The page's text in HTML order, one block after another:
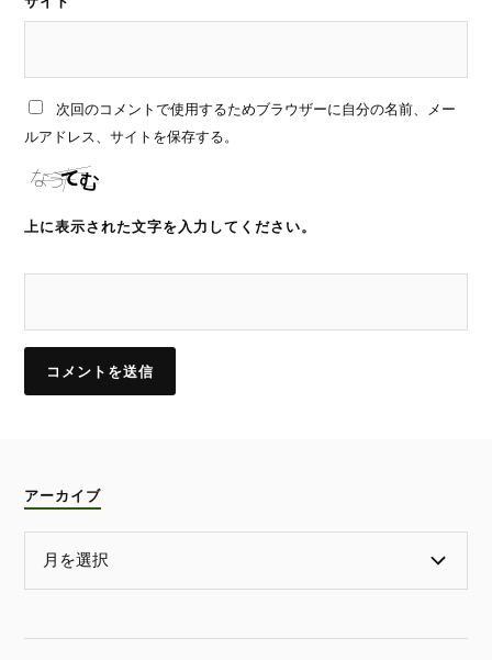
次回のコメントで使用するためブラウザーに自分の名前、メー
ルアドレス、サイトを保存する。
上に表示された文字を入力してください。
アーカイブ